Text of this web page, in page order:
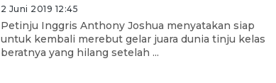
2 Juni 2019 12:45
Petinju Inggris Anthony Joshua menyatakan siap
untuk kembali merebut gelar juara dunia tinju kelas
beratnya yang hilang setelah ...